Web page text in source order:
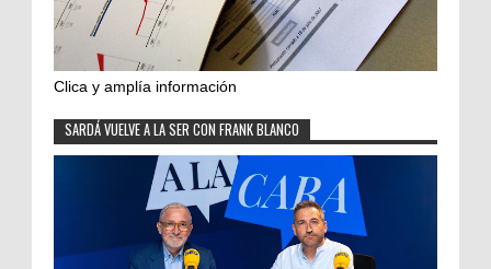
Clica y amplía información
SARDÁ VUELVE A LA SER CON FRANK BLANCO